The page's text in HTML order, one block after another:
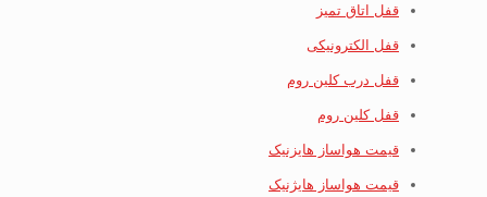
قفل اتاق تمیز
قفل الکترونیکی
قفل درب کلین روم
قفل کلین روم
قیمت هواساز هایزنیک
قیمت هواساز هایژنیک